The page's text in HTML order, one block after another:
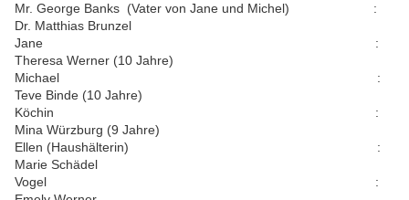
Mr. George Banks (Vater von Jane und Michel) :
Dr. Matthias Brunzel
Jane :
Theresa Werner (10 Jahre)
Michael :
Teve Binde (10 Jahre)
Köchin :
Mina Würzburg (9 Jahre)
Ellen (Haushälterin) :
Marie Schädel
Vogel :